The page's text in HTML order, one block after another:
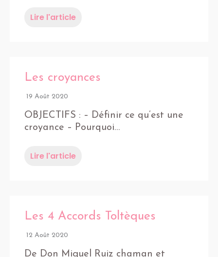
Lire l'article
Les croyances
19 Août 2020
OBJECTIFS : – Définir ce qu’est une
croyance – Pourquoi…
Lire l'article
Les 4 Accords Toltèques
12 Août 2020
De Don Miguel Ruiz chaman et